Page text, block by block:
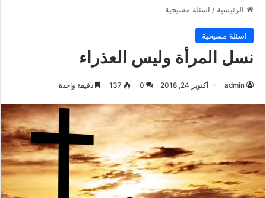
الرئيسية / اسئلة مسيحية
اسئلة مسيحية
نسل المرأة وليس العذراء
admin أكتوبر 24, 2018 0
137 دقيقة واحدة